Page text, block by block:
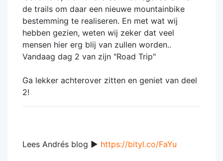
de trails om daar een nieuwe mountainbike
bestemming te realiseren. En met wat wij
hebben gezien, weten wij zeker dat veel
mensen hier erg blij van zullen worden..
Vandaag dag 2 van zijn "Road Trip"
Ga lekker achterover zitten en geniet van deel
2!
Lees Andrés blog ► https://bityl.co/FaYu